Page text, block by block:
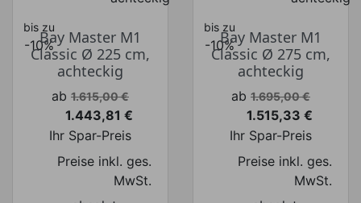
bis zu
-10%Bay Master M1
Classic Ø 225 cm,
achteckig
Verkaufspreis
ab 1.615,00 €
Preis
1.443,81 €
Ihr Spar-Preis
Preise inkl. ges.
MwSt.
bis zu
-10%Bay Master M1
Classic Ø 275 cm,
achteckig
Verkaufspreis
ab 1.695,00 €
Preis
1.515,33 €
Ihr Spar-Preis
Preise inkl. ges.
MwSt.